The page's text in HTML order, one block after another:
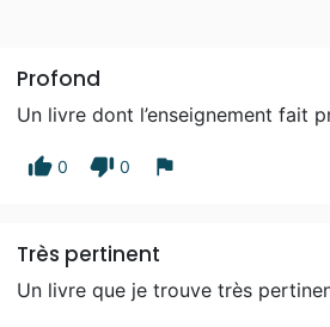
Profond
Un livre dont l’enseignement fait
thumb_up 0 thumb_down 0 flag
Très pertinent
Un livre que je trouve très